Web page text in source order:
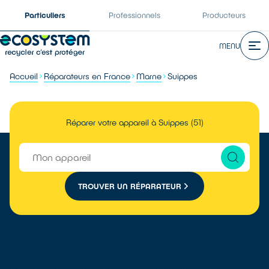
Particuliers Professionnels Producteurs
MENU
Accueil Réparateurs en France Marne Suippes
Réparer votre appareil à Suippes (51)
TROUVER UN RÉPARATEUR